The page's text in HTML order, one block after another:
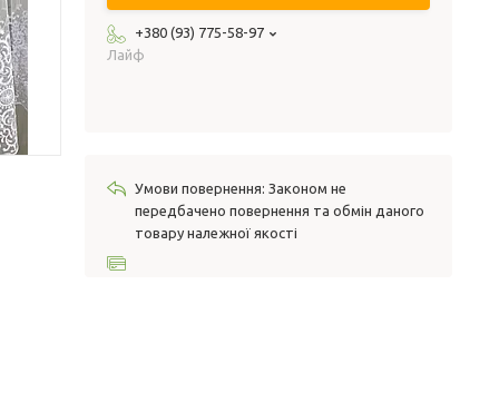
+380 (93) 775-58-97
Лайф
Законом не
передбачено повернення та обмін даного
товару належної якості